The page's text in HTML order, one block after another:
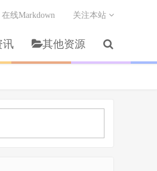
讯 其他资源
在线Markdown 关注本站